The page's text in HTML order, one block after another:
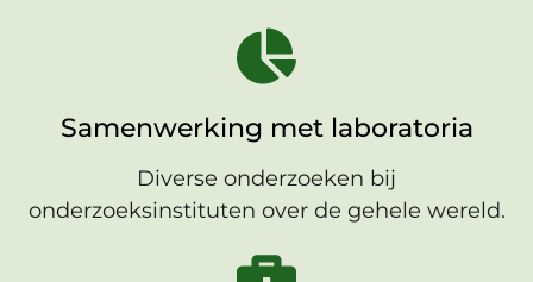
Samenwerking met laboratoria
Diverse onderzoeken bij
onderzoeksinstituten over de gehele wereld.